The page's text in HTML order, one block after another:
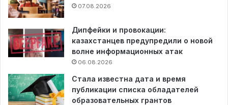
07.08.2026
Дипфейки и провокации:
казахстанцев предупредили о новой
волне информационных атак
06.08.2026
Стала известна дата и время
публикации списка обладателей
образовательных грантов